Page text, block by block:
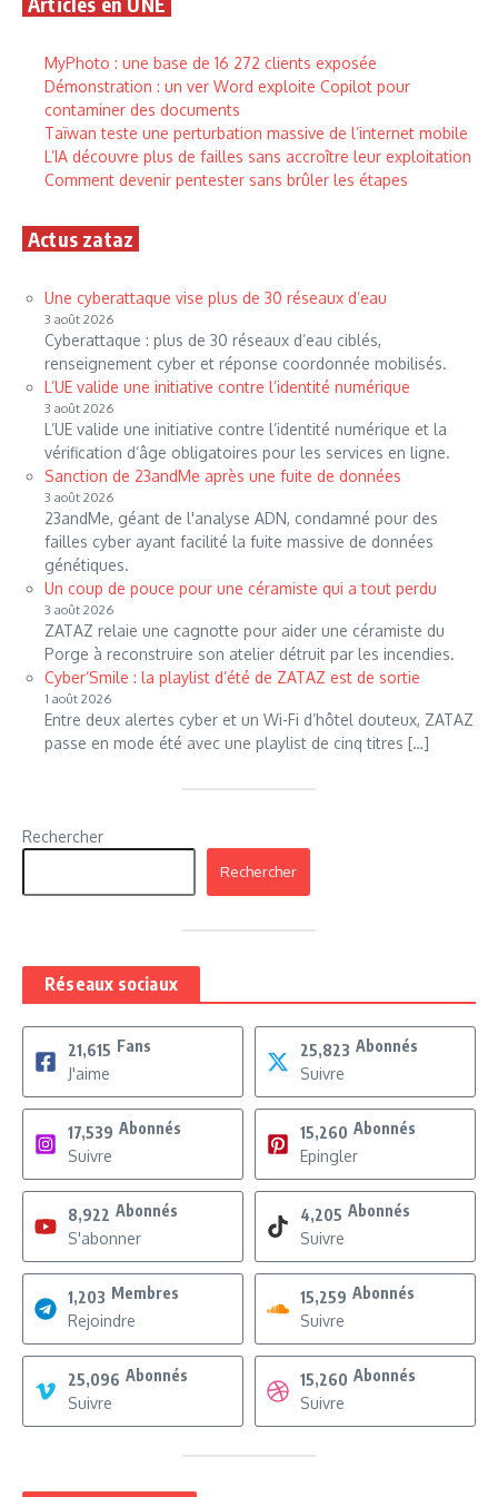
MyPhoto : une base de 16 272 clients exposée
Démonstration : un ver Word exploite Copilot pour
contaminer des documents
Taïwan teste une perturbation massive de l’internet mobile
L’IA découvre plus de failles sans accroître leur exploitation
Comment devenir pentester sans brûler les étapes
Actus zataz
Une cyberattaque vise plus de 30 réseaux d’eau
3 août 2026
Cyberattaque : plus de 30 réseaux d’eau ciblés,
renseignement cyber et réponse coordonnée mobilisés.
L’UE valide une initiative contre l’identité numérique
3 août 2026
L’UE valide une initiative contre l’identité numérique et la
vérification d’âge obligatoires pour les services en ligne.
Sanction de 23andMe après une fuite de données
3 août 2026
23andMe, géant de l'analyse ADN, condamné pour des
failles cyber ayant facilité la fuite massive de données
génétiques.
Un coup de pouce pour une céramiste qui a tout perdu
3 août 2026
ZATAZ relaie une cagnotte pour aider une céramiste du
Porge à reconstruire son atelier détruit par les incendies.
Cyber’Smile : la playlist d’été de ZATAZ est de sortie
1 août 2026
Entre deux alertes cyber et un Wi-Fi d’hôtel douteux, ZATAZ
passe en mode été avec une playlist de cinq titres […]
Rechercher
Rechercher
Réseaux sociaux
21,615 Fans
J'aime
25,823 Abonnés
Suivre
17,539 Abonnés
Suivre
15,260 Abonnés
Epingler
8,922 Abonnés
S'abonner
4,205 Abonnés
Suivre
1,203 Membres
Rejoindre
15,259 Abonnés
Suivre
25,096 Abonnés
Suivre
15,260 Abonnés
Suivre